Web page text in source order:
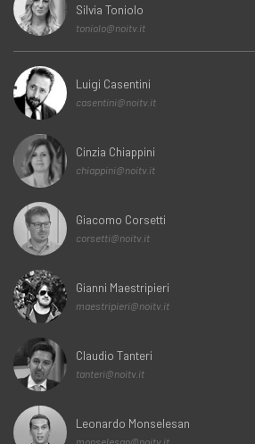
Silvia Toniolo
toniolo@noitv.it
Luigi Casentini
casentini@noitv.it
Cinzia Chiappini
chiappini@noitv.it
Giacomo Corsetti
corsetti@noitv.it
Gianni Maestripieri
maestripieri@noitv.it
Claudio Tanteri
tanteri@noitv.it
Leonardo Monselesan